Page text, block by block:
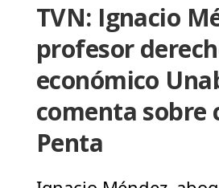
TVN: Ignacio
profesor
económico
comenta sobre
Penta